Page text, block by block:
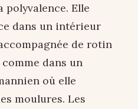
polyvalence. Elle
dans un intérieur
de rotin
dans un
où elle
moulures. Les